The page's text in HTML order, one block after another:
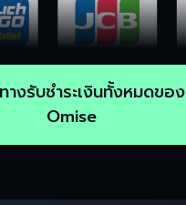
งรับชำระเงินทั้งหมดของ
Omise